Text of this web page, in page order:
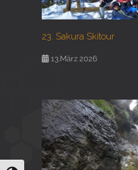
23. Sakura Skitour
13.März 2026